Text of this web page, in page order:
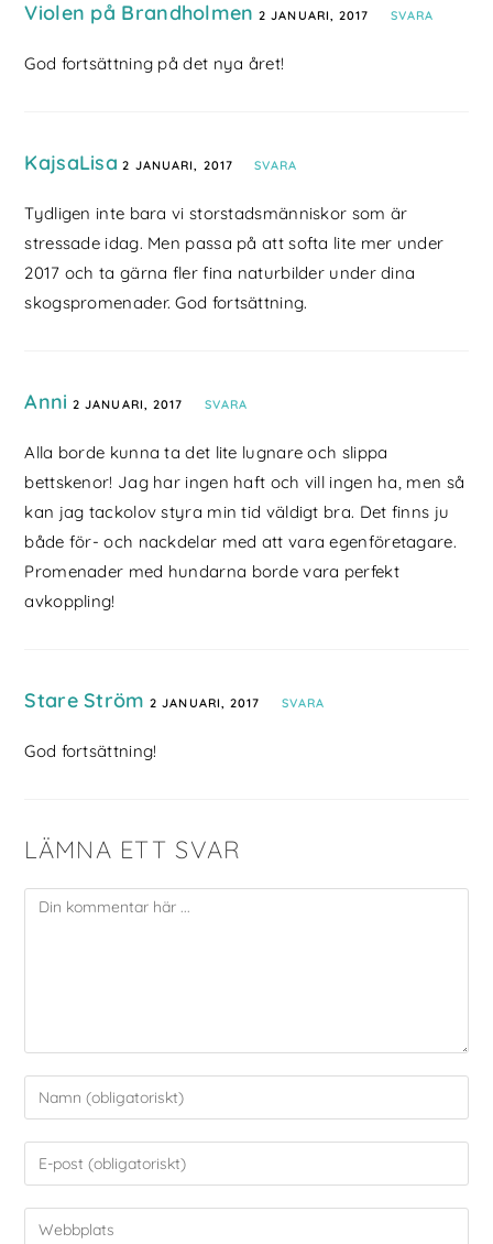
Violen på Brandholmen 2 JANUARI, 2017 SVARA
God fortsättning på det nya året!
KajsaLisa 2 JANUARI, 2017 SVARA
Tydligen inte bara vi storstadsmänniskor som är
stressade idag. Men passa på att softa lite mer under
2017 och ta gärna fler fina naturbilder under dina
skogspromenader. God fortsättning.
Anni 2 JANUARI, 2017 SVARA
Alla borde kunna ta det lite lugnare och slippa
bettskenor! Jag har ingen haft och vill ingen ha, men så
kan jag tackolov styra min tid väldigt bra. Det finns ju
både för- och nackdelar med att vara egenföretagare.
Promenader med hundarna borde vara perfekt
avkoppling!
Stare Ström 2 JANUARI, 2017 SVARA
God fortsättning!
LÄMNA ETT SVAR